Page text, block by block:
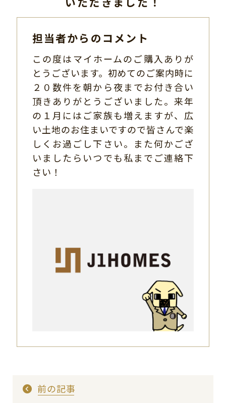
担当者からのコメント
この度はマイホームのご購入ありが
とうございます。初めてのご案内時に
２０数件を朝から夜までお付き合い
頂きありがとうございました。来年
の１月にはご家族も増えますが、広
い土地のお住まいですので皆さんで楽
しくお過ごし下さい。また何かござ
いましたらいつでも私までご連絡下
さい！
前の記事